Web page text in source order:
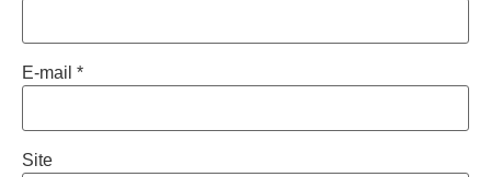
E-mail *
Site